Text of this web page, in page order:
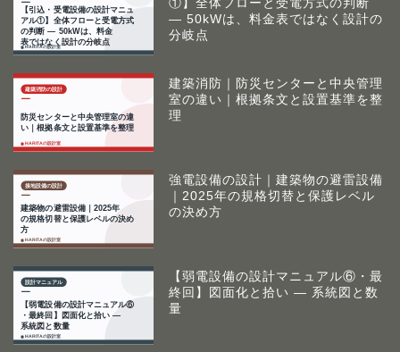
①】全体フローと受電方式の判断
― 50kWは、料金表ではなく設計の
分岐点
建築消防｜防災センターと中央管理
室の違い｜根拠条文と設置基準を整
理
強電設備の設計｜建築物の避雷設備
｜2025年の規格切替と保護レベル
の決め方
【弱電設備の設計マニュアル⑥・最
終回】図面化と拾い ― 系統図と数
量